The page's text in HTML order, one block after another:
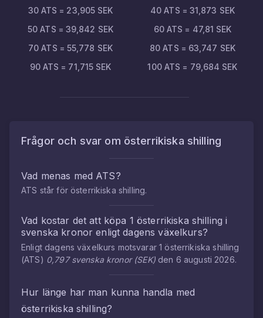
30 ATS = 23,905 SEK 40 ATS = 31,873 SEK
50 ATS = 39,842 SEK 60 ATS = 47,81 SEK
70 ATS = 55,778 SEK 80 ATS = 63,747 SEK
90 ATS = 71,715 SEK 100 ATS = 79,684 SEK
Frågor och svar om österrikiska shilling
Vad menas med ATS?
ATS står för österrikiska shilling.
Vad kostar det att köpa 1 österrikiska shilling i
svenska kronor enligt dagens växelkurs?
Enligt dagens växelkurs motsvarar1 österrikiska shilling
(ATS) 0,797 svenska kronor(SEK)den 6 augusti 2026.
Hur länge har man kunna handla med
österrikiska shilling?